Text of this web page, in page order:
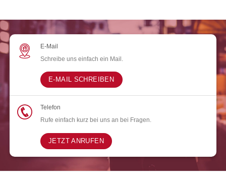
E-Mail
Schreibe uns einfach ein Mail.
E-MAIL SCHREIBEN
Telefon
Rufe einfach kurz bei uns an bei Fragen.
JETZT ANRUFEN